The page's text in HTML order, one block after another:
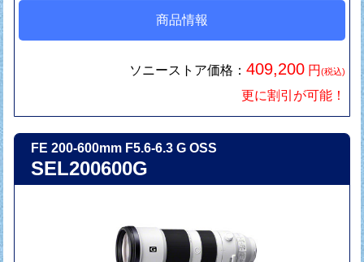
商品情報
ソニーストア価格：409,200 円(税込)
更に割引が可能！
FE 200-600mm F5.6-6.3 G OSS
SEL200600G